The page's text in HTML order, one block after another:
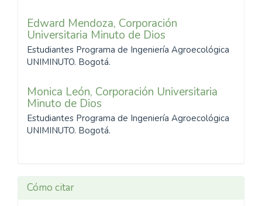
Edward Mendoza, Corporación
Universitaria Minuto de Dios
Estudiantes Programa de Ingeniería Agroecológica
UNIMINUTO. Bogotá.
Monica León, Corporación Universitaria
Minuto de Dios
Estudiantes Programa de Ingeniería Agroecológica
UNIMINUTO. Bogotá.
Cómo citar